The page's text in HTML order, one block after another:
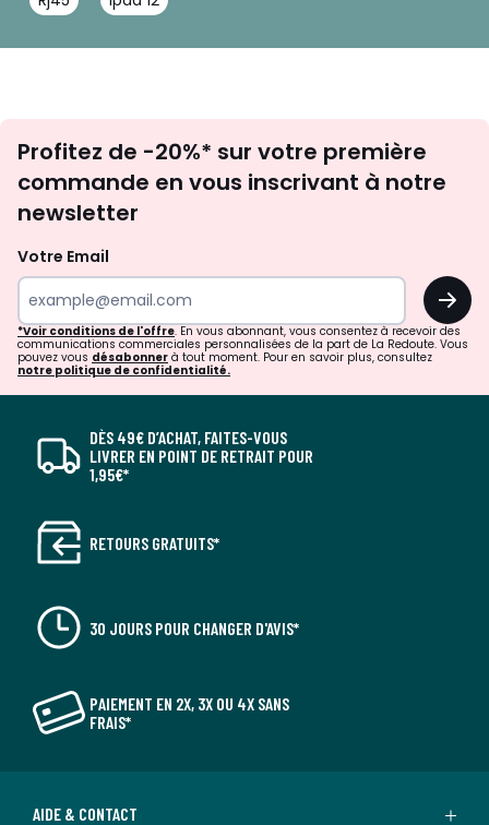
newsletter
Profitez de -20%* sur votre première
commande en vous inscrivant à notre
newsletter
Votre Email
OK
*Voir conditions de l'offre. En vous abonnant, vous consentez à recevoir des
communications commerciales personnalisées de la part de La Redoute. Vous
pouvez vous désabonner à tout moment. Pour en savoir plus, consultez
notre politique de confidentialité.
DÈS 49€ D’ACHAT, FAITES-VOUS
LIVRER EN POINT DE RETRAIT POUR
1,95€*
RETOURS GRATUITS*
30 JOURS POUR CHANGER D'AVIS*
PAIEMENT EN 2X, 3X OU 4X SANS
FRAIS*
AIDE & CONTACT